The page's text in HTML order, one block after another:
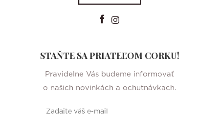
STAŇTE SA PRIATEĽOM CORKU!
Pravidelne Vás budeme informovať
o našich novinkách a ochutnávkach.